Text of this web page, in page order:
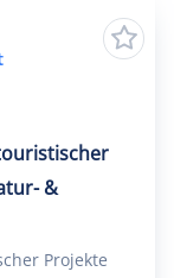
&
Projekte